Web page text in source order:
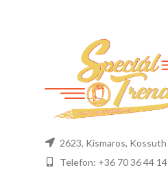
2623, Kismaros,
Telefon: +36 70 36 44